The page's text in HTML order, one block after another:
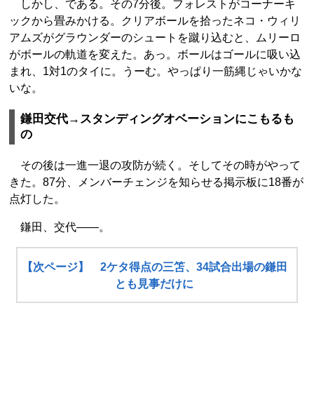
しかし、である。その7分後。フォレストがコーナーキ
ックから畳みかける。クリアボールを拾ったネコ・ウィリ
アムズがグラウンダーのシュートを蹴り込むと、ムリーロ
がボールの軌道を変えた。あっ。ボールはゴールに吸い込
まれ、1対1のタイに。うーむ。やっぱり一筋縄じゃいかな
いな。
鎌田交代→スタンディングオベーションにこもるも
の
その後は一進一退の攻防が続く。そしてその時がやって
きた。87分、メンバーチェンジを知らせる掲示板に18番が
点灯した。
鎌田、交代――。
【次ページ】 2ケタ得点の三笘、34試合出場の鎌田
とも見事だけに